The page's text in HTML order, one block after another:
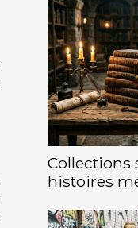
Collections
histoires